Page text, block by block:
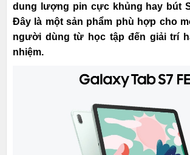
dung lượng pin cực khủng hay bút
Đây là một sản phẩm phù hợp cho
người dùng từ học tập đến giải trí
nhiệm.